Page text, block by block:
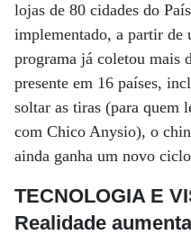
lojas de 80 cidades do
implementado, a partir
programa já coletou mais
presente em 16 países,
soltar as tiras (para quem
com Chico Anysio), o
ainda ganha um novo
TECNOLOGIA E
Realidade